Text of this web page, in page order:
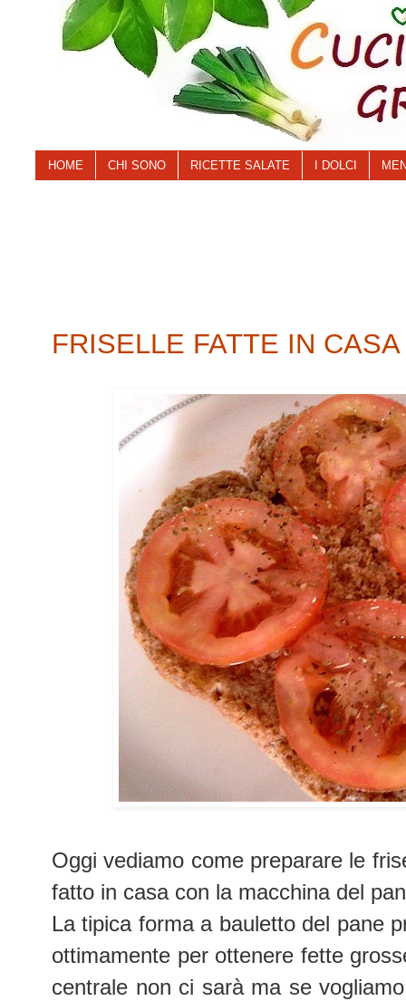
HOME CHI SONO RICETTE SALATE I DOLCI
FRISELLE FATTE IN CASA
Oggi vediamo come preparare le
fatto in casa con la macchina del
La tipica forma a bauletto del pane
ottimamente per ottenere fette
centrale non ci sarà ma se